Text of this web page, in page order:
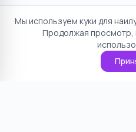
Мы используем куки для
Продолжая просмотр,